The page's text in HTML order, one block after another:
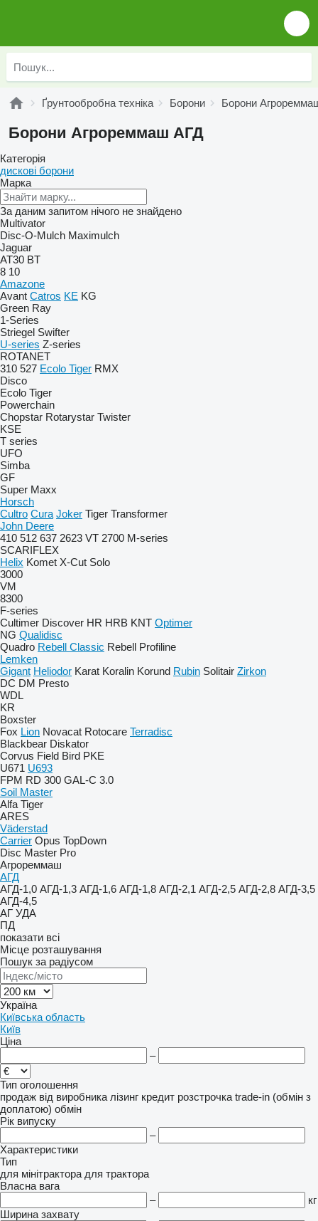
Ґрунтообробна техніка Борони Борони
Борони Агрореммаш АГД
Категорія
дискові борони
Марка
За даним запитом нічого не знайдено
Multivator
Disc-O-Mulch Maximulch
Jaguar
AT30 BT
8 10
Amazone
Avant Catros KE KG
Green Ray
1-Series
Striegel Swifter
U-series Z-series
ROTANET
310 527 Ecolo Tiger RMX
Disco
Ecolo Tiger
Powerchain
Chopstar Rotarystar Twister
KSE
T series
UFO
Simba
GF
Super Maxx
Horsch
Cultro Cura Joker Tiger Transformer
John Deere
410 512 637 2623 VT 2700 M-series
SCARIFLEX
Helix Komet X-Cut Solo
3000
VM
8300
F-series
Cultimer Discover HR HRB KNT Optimer
NG Qualidisc
Quadro Rebell Classic Rebell Profiline
Lemken
Gigant Heliodor Karat Koralin Korund Rubin Solitair Zirkon
DC DM Presto
WDL
KR
Boxster
Fox Lion Novacat Rotocare Terradisc
Blackbear Diskator
Corvus Field Bird PKE
U671 U693
FPM RD 300 GAL-C 3.0
Soil Master
Alfa Tiger
ARES
Väderstad
Carrier Opus TopDown
Disc Master Pro
Агрореммаш
АГД
АГД-1,0 АГД-1,3 АГД-1,6 АГД-1,8 АГД-2,1 АГД-2,5 АГД-2,8 АГД-3,5
АГД-4,5
АГ УДА
ПД
показати всі
Місце розташування
Пошук за радіусом
Україна
Київська область
Київ
Ціна
–
Тип оголошення
продаж від виробника лізинг кредит розстрочка trade-in (обмін з
доплатою) обмін
Рік випуску
–
Характеристики
Тип
для мінітрактора для трактора
Власна вага
–
кг
Ширина захвату